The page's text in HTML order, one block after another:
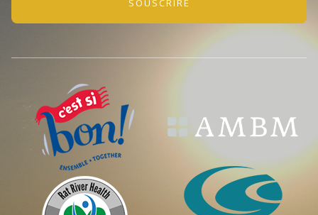
SOUSCRIRE